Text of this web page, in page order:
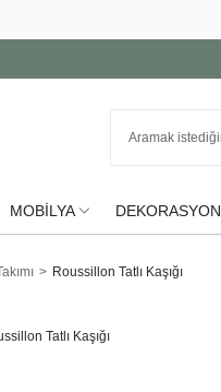
MOBİLYA DEKORASYON
Roussillon Tatlı Kaşığı